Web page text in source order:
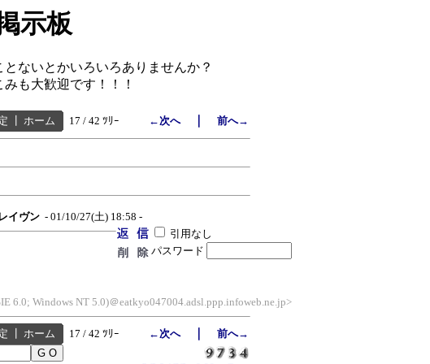
示板
ないとかいろいろありませんか？
も大歓迎です！！！
ホーム 17 / 42 ﾂﾘｰ ←次へ｜ 前へ→
レイヴン - 01/10/27(土) 18:58 -
引用なし
パスワード
6.0; Windows NT 5.0)＠eatkyo047004.adsl.ppp.infoweb.ne.jp>
ホーム 17 / 42 ﾂﾘｰ ←次へ｜ 前へ→